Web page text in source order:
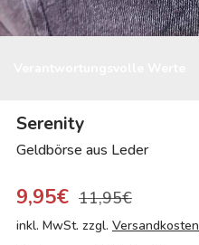
Serenity
Geldbörse aus Leder
9,95€ 11,95€
inkl. MwSt. zzgl. Versandkosten